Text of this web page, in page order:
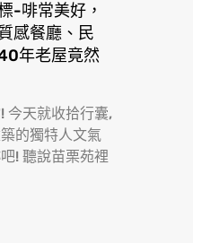
-啡常美好，
感餐廳、民
年老屋竟然
今天就收拾行囊,
的獨特人文氣
! 聽說苗栗苑裡